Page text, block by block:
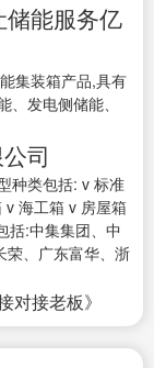
能服务亿
集装箱产品,具有
发电侧储能、
司
种类包括: v 标准
v 海工箱 v 房屋箱
括:中集集团、中
荣、广东富华、浙
对接老板》